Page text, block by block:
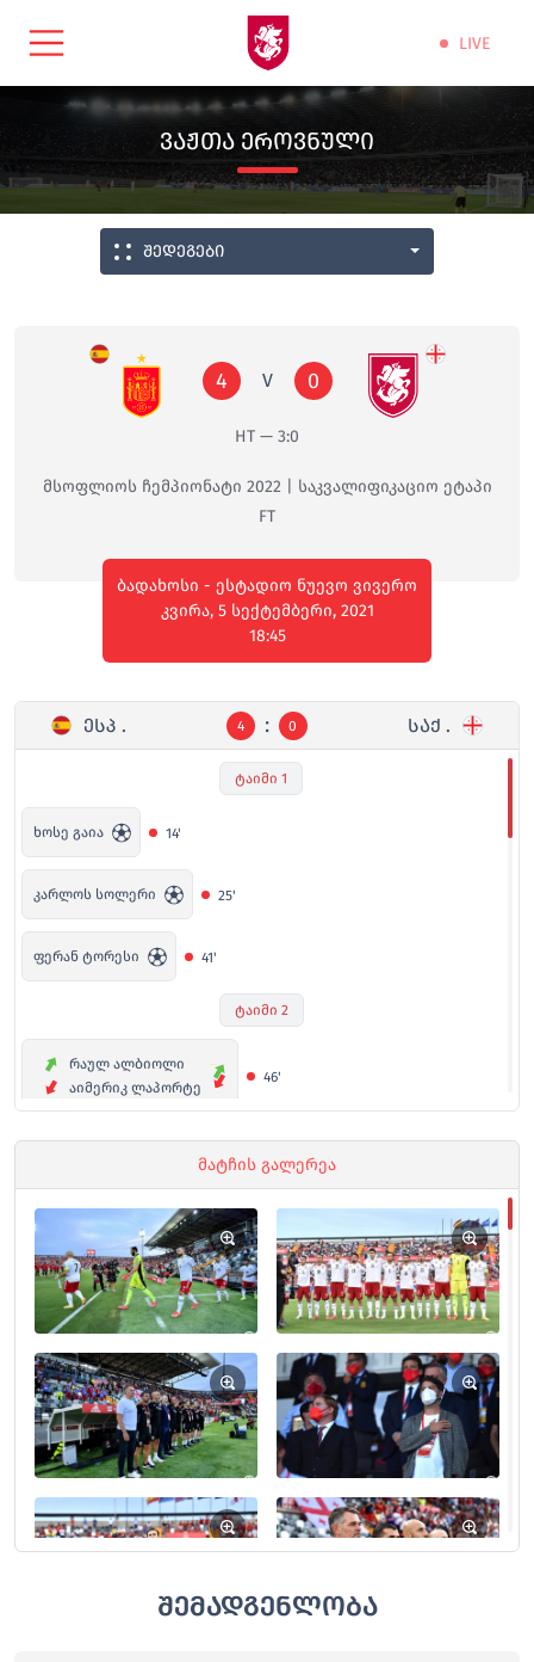
LIVE
ᲕᲐᲟᲗᲐ ᲔᲠᲝᲕᲜᲣᲚᲘ
შედეგები
4 V 0
HT — 3:0
მსოფლიოს ჩემპიონატი 2022 | საკვალიფიკაციო ეტაპი
FT
ბადახოსი - ესტადიო ნუევო ვივერო
კვირა, 5 სექტემბერი, 2021
18:45
ᲔᲡᲞ . 4 : 0 ᲡᲐᲥ .
ტაიმი 1
14'
ხოსე გაია
25'
კარლოს სოლერი
41'
ფერან ტორესი
ტაიმი 2
46'
რაულ ალბიოლი
აიმერიკ ლაპორტე
57'
ირაკლი აზაროვი
57'
გიორგი მიქაუტაძე
გიორგი ზარია
60'
მიკელ მერინო
60'
პაბლო ფომალსი
ფერან ტორესი
63'
პაბლო სარაბია
68' გურამ კაშია
გიორგი ჩაკვეტაძე
მატჩის გალერეა
შემადგენლობა